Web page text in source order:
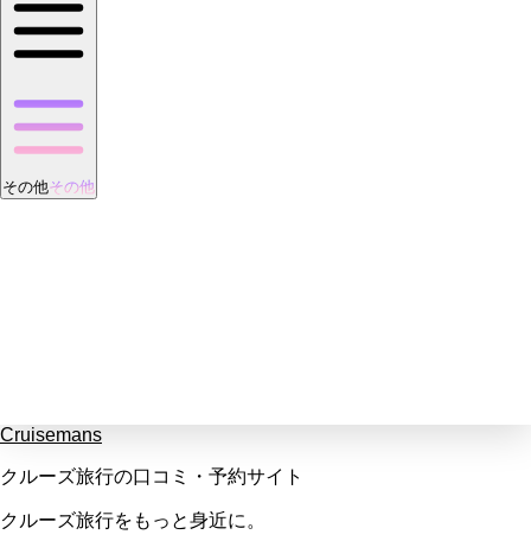
その他その他
Cruisemans
クルーズ旅行の口コミ・予約サイト
クルーズ旅行をもっと身近に。